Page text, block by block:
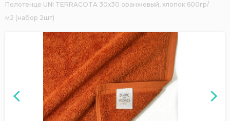
Полотенце UNI TERRACOTA 30х30 оранжевый, хлопок 600гр/
м2 (набор 2шт)